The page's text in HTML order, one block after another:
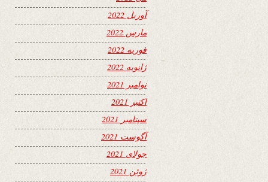
آوریل 2022
مارس 2022
فوریه 2022
ژانویه 2022
نوامبر 2021
اکتبر 2021
سپتامبر 2021
آگوست 2021
جولای 2021
ژوئن 2021